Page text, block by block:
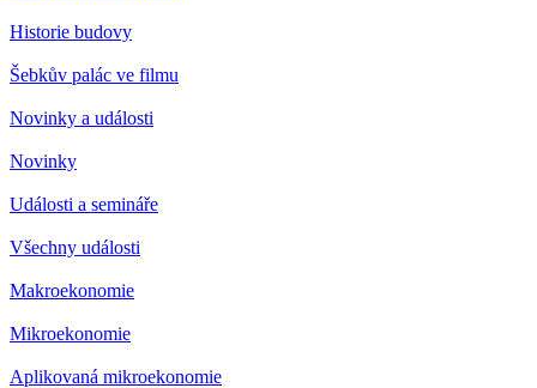
Historie budovy
Šebkův palác ve filmu
Novinky a události
Novinky
Události a semináře
Všechny události
Makroekonomie
Mikroekonomie
Aplikovaná mikroekonomie